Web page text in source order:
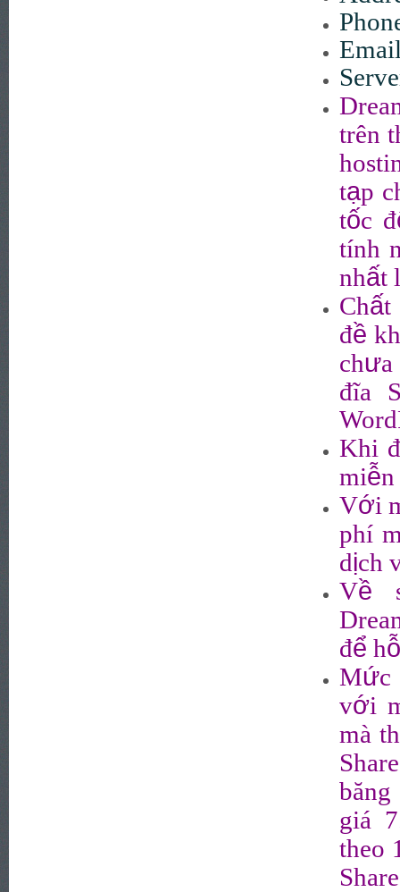
trên
tạp
tốc đ
tính
nhất
Chất
đề
chư
đĩa
Khi
miễn
Với
phí
dịch
Về
để hỗ
Mức
với
mà
giá
theo